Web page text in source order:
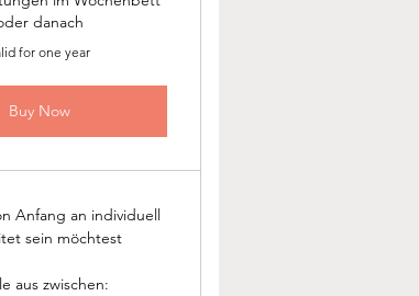
danach
for one year
Buy Now
Anfang an individuell
sein möchtest
aus zwischen: